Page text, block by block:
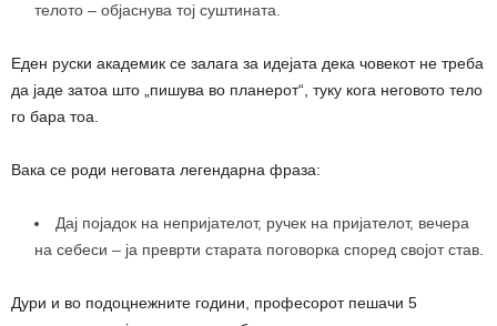
телото – објаснува тој суштината.
Еден руски академик се залага за идејата дека човекот не треба
да јаде затоа што „пишува во планерот“, туку кога неговото тело
го бара тоа.
Вака се роди неговата легендарна фраза:
Дај појадок на непријателот, ручек на пријателот, вечера
на себеси – ја преврти старата поговорка според својот став.
Дури и во подоцнежните години, професорот пешачи 5